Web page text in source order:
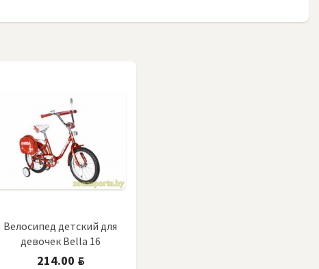
Велосипед детский для
девочек Bella 16
214.00 BYN